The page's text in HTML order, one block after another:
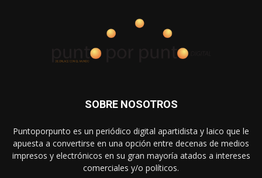
SOBRE NOSOTROS
Puntoporpunto es un periódico digital apartidista y laico que le
apuesta a convertirse en una opción entre decenas de medios
impresos y electrónicos en su gran mayoría atados a intereses
comerciales y/o políticos.